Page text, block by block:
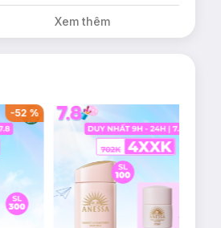
mẫu cũ và mới.
Xem thêm
-52 %